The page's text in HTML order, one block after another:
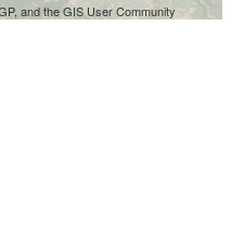
and the GIS User Community